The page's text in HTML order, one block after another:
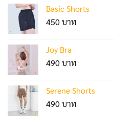
Basic Shorts
450
Joy Bra
490
Serene Shorts
490